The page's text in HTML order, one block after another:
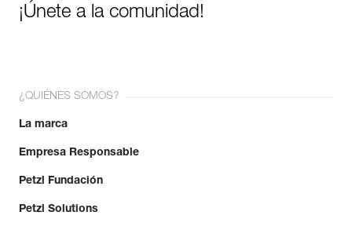
¡Únete a la comunidad!
¿QUIÉNES SOMOS?
La marca
Empresa Responsable
Petzl Fundación
Petzl Solutions